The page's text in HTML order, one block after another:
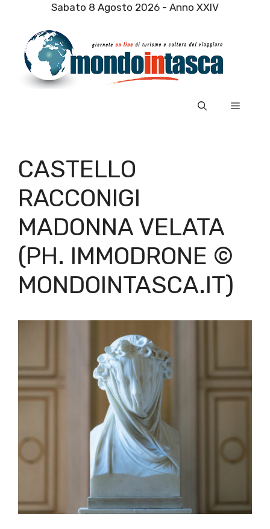
contenuto
Sabato 8 Agosto 2026 - Anno XXIV
Menu
CASTELLO
RACCONIGI
MADONNA VELATA
(PH. IMMODRONE ©
MONDOINTASCA.IT)